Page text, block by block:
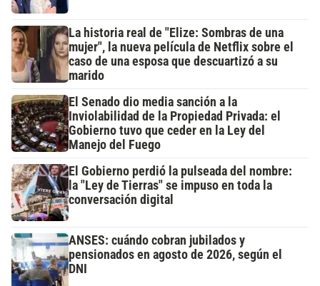
La historia real de "Elize: Sombras de una
mujer", la nueva película de Netflix sobre el
caso de una esposa que descuartizó a su
marido
El Senado dio media sanción a la
Inviolabilidad de la Propiedad Privada: el
Gobierno tuvo que ceder en la Ley del
Manejo del Fuego
El Gobierno perdió la pulseada del nombre:
la "Ley de Tierras" se impuso en toda la
conversación digital
ANSES: cuándo cobran jubilados y
pensionados en agosto de 2026, según el
DNI